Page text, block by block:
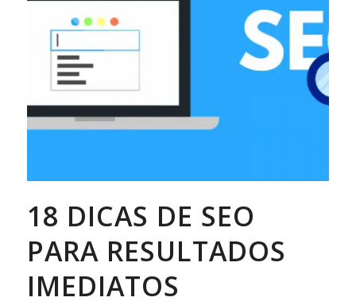
18 DICAS DE SEO
PARA RESULTADOS
IMEDIATOS